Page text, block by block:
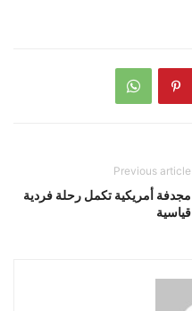
Previous article
مجدفة أمريكية تكمل رحلة فردية
قياسية